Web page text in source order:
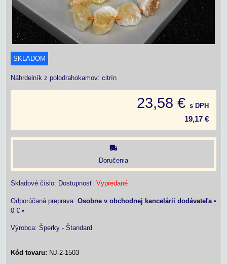
SKLADOM
Náhrdelník z polodrahokamov: citrín
23,58 € s DPH
19,17 €
Doručenia
Skladové číslo: Dostupnosť: Vypredané
Osobne v obchodnej kancelárii dodávateľa•
0 € •
Výrobca: Šperky - Štandard
Kód tovaru: NJ-2-1503